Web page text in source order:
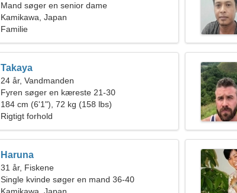
Mand søger en senior dame
Kamikawa, Japan
Familie
Takaya
24 år, Vandmanden
Fyren søger en kæreste 21-30
184 cm (6'1"), 72 kg (158 lbs)
Rigtigt forhold
Haruna
31 år, Fiskene
Single kvinde søger en mand 36-40